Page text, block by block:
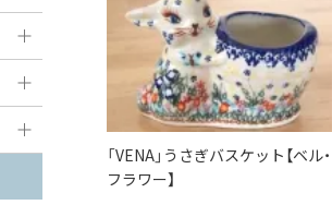
「VENA」うさぎバスケット【ベル・
フラワー】